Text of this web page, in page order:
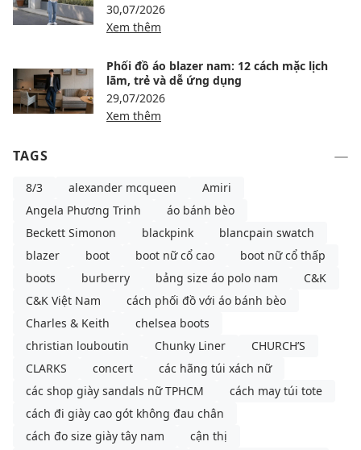
30,07/2026
Xem thêm
Phối đồ áo blazer nam: 12 cách mặc lịch
lãm, trẻ và dễ ứng dụng
29,07/2026
Xem thêm
TAGS
8/3 alexander mcqueen
Amiri
Angela Phương Trinh
áo bánh bèo
Beckett Simonon
blackpink
blancpain swatch
blazer
boot boot nữ cổ cao
boot nữ cổ thấp
boots
burberry bảng size áo polo nam
C&K
C&K Việt Nam
cách phối đồ với áo bánh bèo
Charles & Keith
chelsea boots
christian louboutin
Chunky Liner
CHURCH’S
CLARKS
concert
các hãng túi xách nữ
các shop giày sandals nữ TPHCM
cách may túi tote
cách đi giày cao gót không đau chân
cách đo size giày tây nam
cận thị